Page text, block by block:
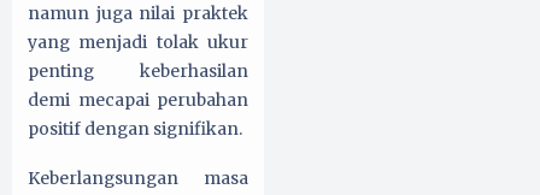
namun juga nilai praktek
yang menjadi tolak ukur
penting keberhasilan
demi mecapai perubahan
positif dengan signifikan.
Keberlangsungan masa